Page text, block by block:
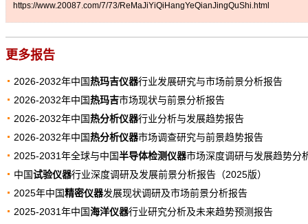
https://www.20087.com/7/73/ReMaJiYiQiHangYeQianJingQuShi.html
更多报告
2026-2032年中国热玛吉仪器行业发展研究与市场前景分析报告
2026-2032年中国热玛吉市场现状与前景分析报告
2026-2032年中国热分析仪器行业分析与发展趋势报告
2026-2032年中国热分析仪器市场调查研究与前景趋势报告
2025-2031年全球与中国半导体检测仪器市场深度调研与发展趋势分
中国试验仪器行业深度调研及发展前景分析报告（2025版）
2025年中国精密仪器发展现状调研及市场前景分析报告
2025-2031年中国海洋仪器行业研究分析及未来趋势预测报告